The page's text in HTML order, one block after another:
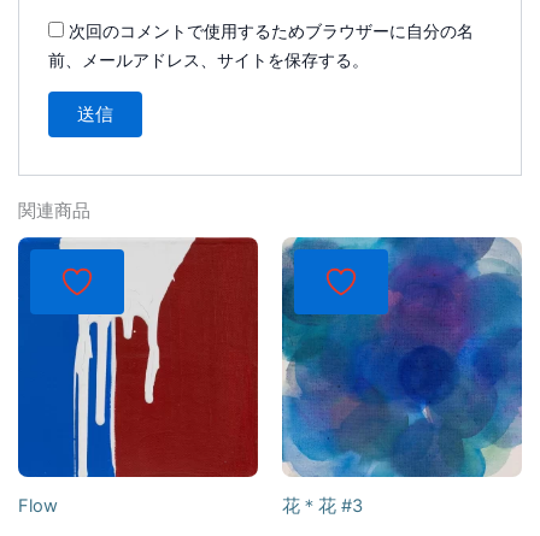
次回のコメントで使用するためブラウザーに自分の名
前、メールアドレス、サイトを保存する。
関連商品
Flow 花＊花 #3